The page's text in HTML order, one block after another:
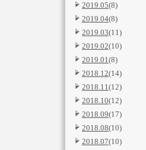
2019.05(8)
2019.04(8)
2019.03(11)
2019.02(10)
2019.01(8)
2018.12(14)
2018.11(12)
2018.10(12)
2018.09(17)
2018.08(10)
2018.07(10)